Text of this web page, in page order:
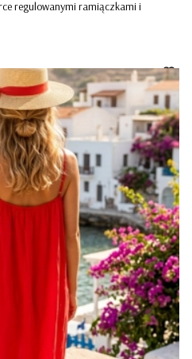
regulowanymi ramiączkami i